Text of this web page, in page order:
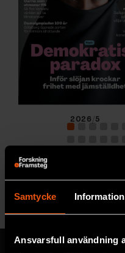
Samtycke Information
Ansvarsfull användning
2026/5